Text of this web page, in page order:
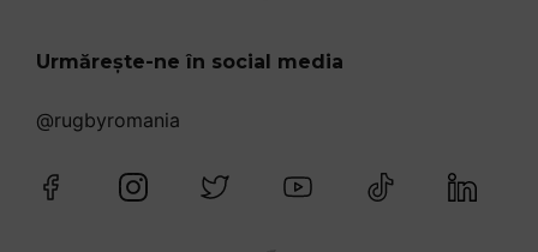
Urmărește-ne în social media
@rugbyromania